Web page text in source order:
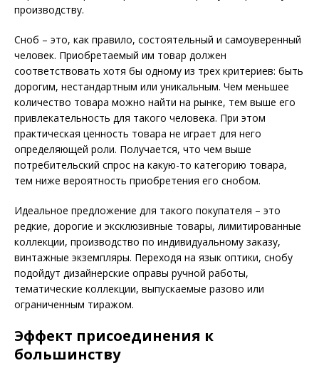
производству.
Сноб – это, как правило, состоятельный и самоуверенный
человек. Приобретаемый им товар должен
соответствовать хотя бы одному из трех критериев: быть
дорогим, нестандартным или уникальным. Чем меньшее
количество товара можно найти на рынке, тем выше его
привлекательность для такого человека. При этом
практическая ценность товара не играет для него
определяющей роли. Получается, что чем выше
потребительский спрос на какую-то категорию товара,
тем ниже вероятность приобретения его снобом.
Идеальное предложение для такого покупателя – это
редкие, дорогие и эксклюзивные товары, лимитированные
коллекции, производство по индивидуальному заказу,
винтажные экземпляры. Переходя на язык оптики, снобу
подойдут дизайнерские оправы ручной работы,
тематические коллекции, выпускаемые разово или
ограниченным тиражом.
Эффект присоединения к
большинству